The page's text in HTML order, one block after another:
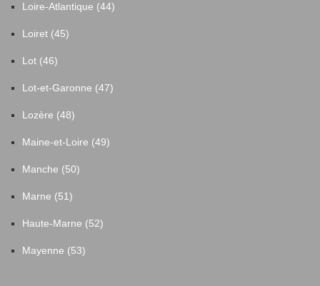
Loire-Atlantique (44)
Loiret (45)
Lot (46)
Lot-et-Garonne (47)
Lozère (48)
Maine-et-Loire (49)
Manche (50)
Marne (51)
Haute-Marne (52)
Mayenne (53)